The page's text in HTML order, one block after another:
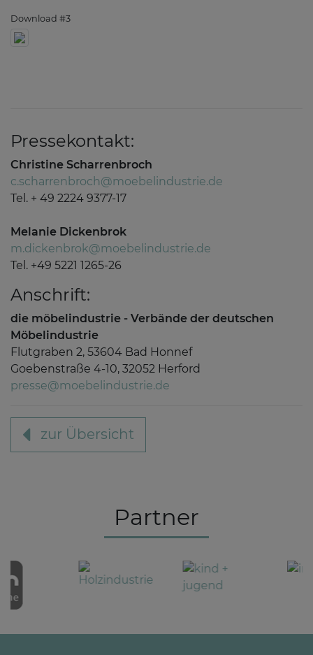
Download #3
Pressekontakt:
Christine Scharrenbroch
c.scharrenbroch@moebelindustrie.de
Tel. + 49 2224 9377-17
Melanie Dickenbrok
m.dickenbrok@moebelindustrie.de
Tel. +49 5221 1265-26
Anschrift:
die möbelindustrie - Verbände der deutschen
Möbelindustrie
Flutgraben 2, 53604 Bad Honnef
Goebenstraße 4-10, 32052 Herford
presse@moebelindustrie.de
zur Übersicht
Partner